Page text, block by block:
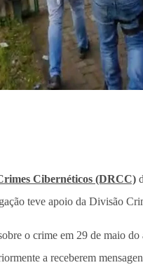
Cibernéticos (DRCC)
teve apoio da Divisão
o crime em 29 de maio
a receberem